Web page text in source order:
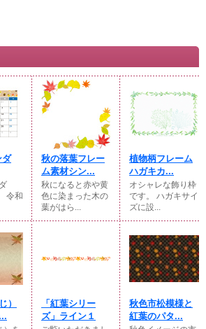
ダ
令和
秋の落葉フレー
ム素材シン...
秋になると赤や黄
色に染まった木の
葉がはら...
植物柄フレーム
ハガキカ...
オシャレな飾り枠
です。 ハガキサイ
ズに設...
）
「紅葉シリー
ズ」ライン１
秋色市松模様と
紅葉のパタ...